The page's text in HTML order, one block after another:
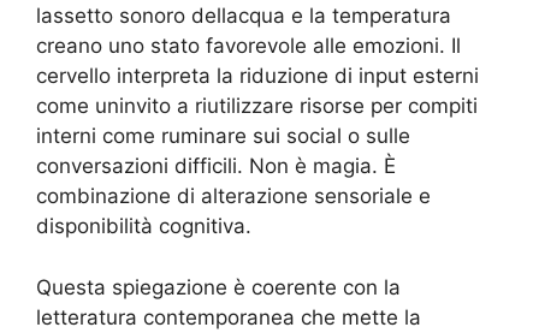
lassetto sonoro dellacqua e la temperatura
creano uno stato favorevole alle emozioni. Il
cervello interpreta la riduzione di input esterni
come uninvito a riutilizzare risorse per compiti
interni come ruminare sui social o sulle
conversazioni difficili. Non è magia. È
combinazione di alterazione sensoriale e
disponibilità cognitiva.
Questa spiegazione è coerente con la
letteratura contemporanea che mette la